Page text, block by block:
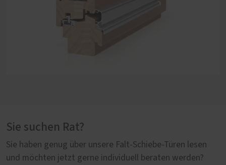
Sie suchen Rat?
Sie haben genug über unsere Falt-Schiebe-Türen lesen
und möchten jetzt gerne individuell beraten werden?